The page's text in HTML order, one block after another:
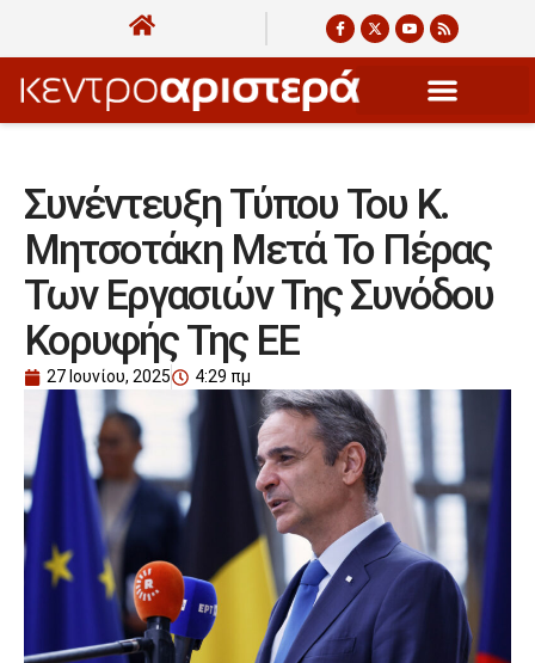
Συνέντευξη Τύπου Του Κ.
Μητσοτάκη Μετά Το Πέρας
Των Εργασιών Της Συνόδου
Κορυφής Της ΕΕ
27 Ιουνίου, 2025 4:29 πμ